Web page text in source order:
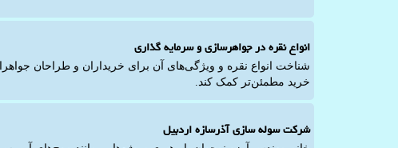
انواع نقره در جواهرسازی و سرمایه گذاری
شناخت انواع نقره و ویژگی‌های آن برای خریداران و طراحان
خرید مطمئن‌تر کمک کند.
شرکت سوله سازی آذرسازه اردبیل